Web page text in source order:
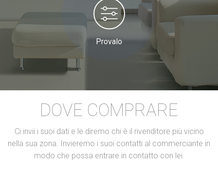
Provalo
DOVE COMPRARE
Ci invii i suoi dati e le diremo chi è il rivenditore più vicino
nella sua zona. Invieremo i suoi contatti al commerciante in
modo che possa entrare in contatto con lei.